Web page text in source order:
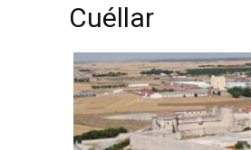
Cuéllar